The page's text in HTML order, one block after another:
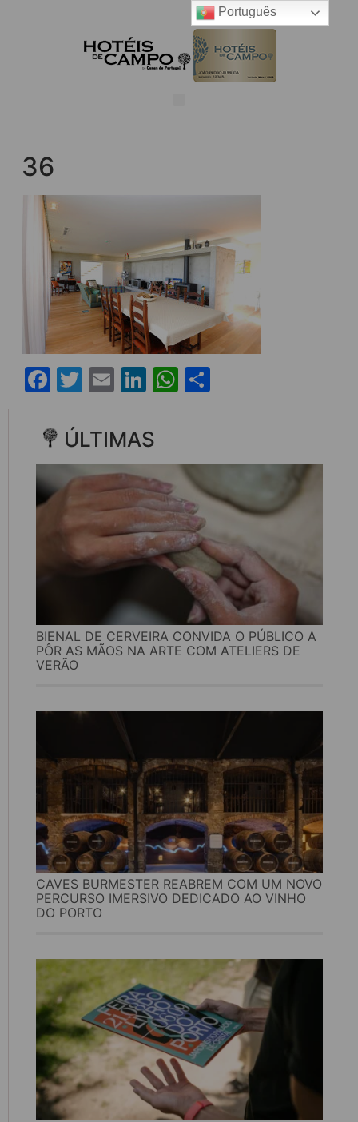
36
Facebook
Twitter
EmailLinkedIn
WhatsApp
ÚLTIMAS
BIENAL DE CERVEIRA CONVIDA O PÚBLICO A
PÔR AS MÃOS NA ARTE COM ATELIERS DE
VERÃO
CAVES BURMESTER REABREM COM UM NOVO
PERCURSO IMERSIVO DEDICADO AO VINHO
DO PORTO
Português